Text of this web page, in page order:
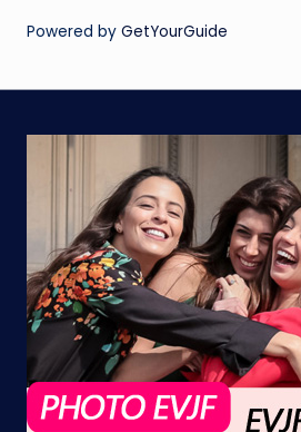
Powered by GetYourGuide